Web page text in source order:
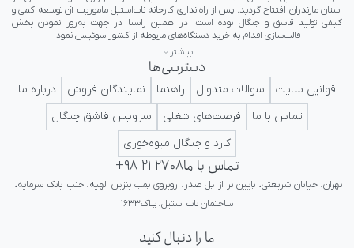
ایرانی در کلاس جهانی تداعی کننده اعتبار و پرستیژ برای ایرانیان باشد.
بیشتر
دسترسی‌ها
قوانین سایت سوالات متدوال راهنما نمایندگان فروش
درباره ما
تماس با ما
فرصت‌های شغلی
سرویس قاشق چنگال
کارد و چنگال میوه‌خوری
تماس با ما+98 21 2708
تهران، خیابان شریعتی، پایین تر از پل صدر، روبروی پمپ بنزین الهیه، جنب بانک سرمایه،
ساختمان ناب استیل، پلاک۱۶۳۳
ما را دنبال کنید